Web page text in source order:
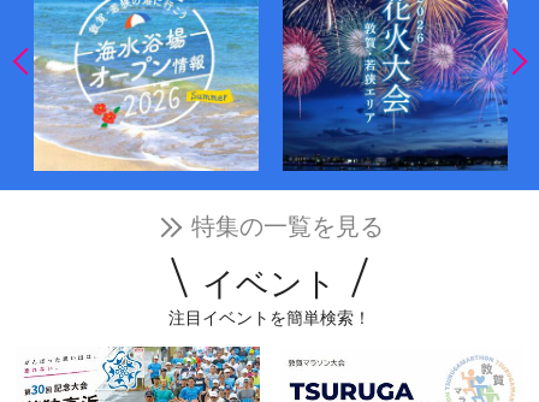
特集の一覧を見る
イベント
注目イベントを簡単検索！